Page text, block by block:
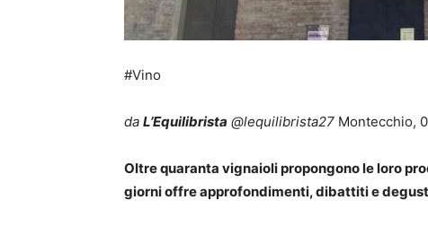
#Vino
da L’Equilibrista @lequilibrista27 Montecchio,
Oltre quaranta vignaioli propongono le loro
giorni offre approfondimenti, dibattiti e